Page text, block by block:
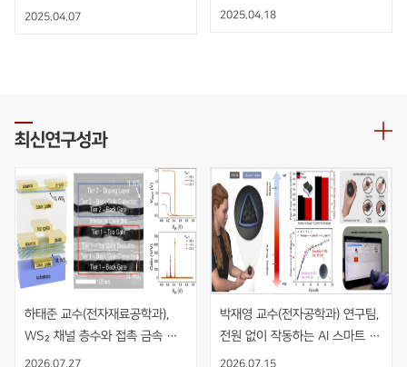
2025.04.07
광운대학교 초대총장 영결식
2025.04.18
최신연구성과
하태준 교수(전자재료공학과),
WS₂ 채널 층수와 접촉 금속
동시 최적화를 통한 초고이득
2026.07.27
박재영 교수(전자공학과) 연구팀,
전원 없이 작동하는 AI 스마트
재활볼 개발
2026.07.15